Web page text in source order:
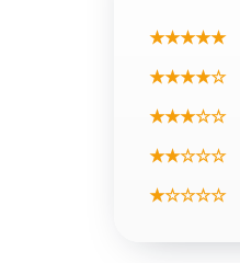
★★★★★
★★★★☆
★★★☆☆
★★☆☆☆
★☆☆☆☆